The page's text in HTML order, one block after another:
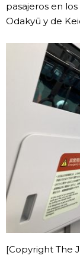
Avisos
pasajeros en
Odakyū y de
[Copyright The